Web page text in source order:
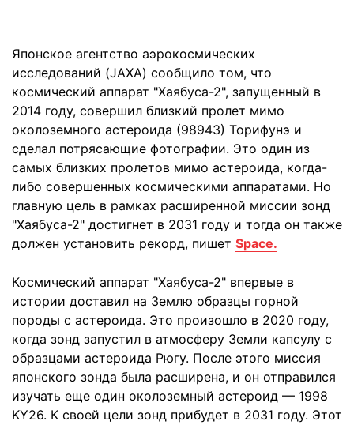
Японское агентство аэрокосмических
исследований (JAXA) сообщило том, что
космический аппарат "Хаябуса-2", запущенный в
2014 году, совершил близкий пролет мимо
околоземного астероида (98943) Торифунэ и
сделал потрясающие фотографии. Это один из
самых близких пролетов мимо астероида, когда-
либо совершенных космическими аппаратами. Но
главную цель в рамках расширенной миссии зонд
"Хаябуса-2" достигнет в 2031 году и тогда он также
должен установить рекорд, пишет Space.
Космический аппарат "Хаябуса-2" впервые в
истории доставил на Землю образцы горной
породы с астероида. Это произошло в 2020 году,
когда зонд запустил в атмосферу Земли капсулу с
образцами астероида Рюгу. После этого миссия
японского зонда была расширена, и он отправился
изучать еще один околоземный астероид — 1998
KY26. К своей цели зонд прибудет в 2031 году. Этот